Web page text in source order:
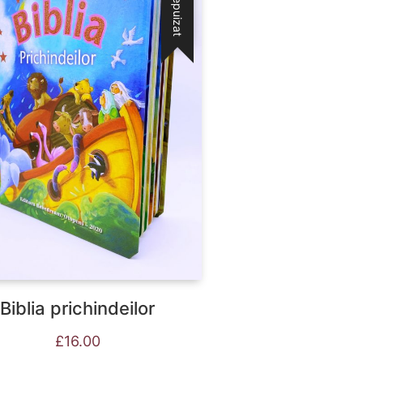
Biblia prichindeilor
£16.00